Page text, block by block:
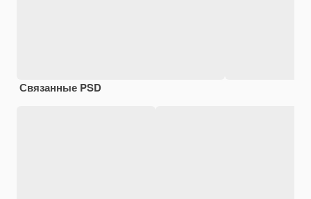
Связанные PSD